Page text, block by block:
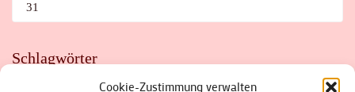
Cookie-Zustimmung verwalten
31
Schlagwörter